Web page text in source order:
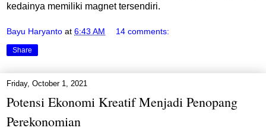
kedainya memiliki magnet tersendiri.
Bayu Haryanto at 6:43 AM 14 comments:
Share
Friday, October 1, 2021
Potensi Ekonomi Kreatif Menjadi Penopang
Perekonomian